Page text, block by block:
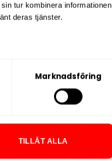
tur kombinera informationen
deras tjänster.
Marknadsföring
TILLÅT ALLA
Tropical
229,90 kr